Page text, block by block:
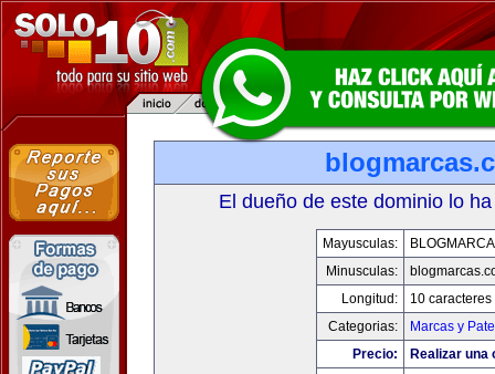
El dueño de este dominio lo
Mayusculas:
Minusculas:
Longitud:
10 caracteres
Categorias:
Marcas y
Precio:
Realizar una